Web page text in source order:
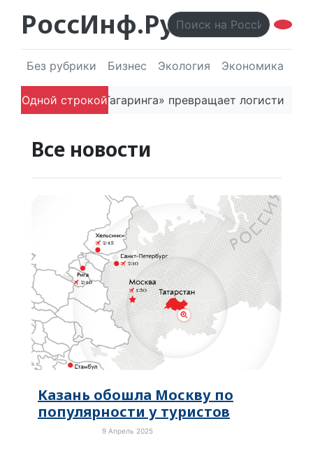
РоссИнф.Ру
Без рубрики Бизнес Экология Экономика
Одной строкой
основатель «Гагаринга» превращает
Все новости
Казань обошла Москву по
популярности у туристов
9 Апрель 2025